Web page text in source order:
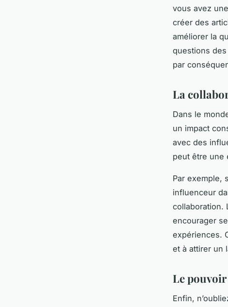
vous avez
créer des
améliorer la
questions
par
La
Dans le
un impact
avec des
peut être une
Par exemple,
influenceur
collaboration.
encourager
expériences.
et à attirer un
Le
Enfin,